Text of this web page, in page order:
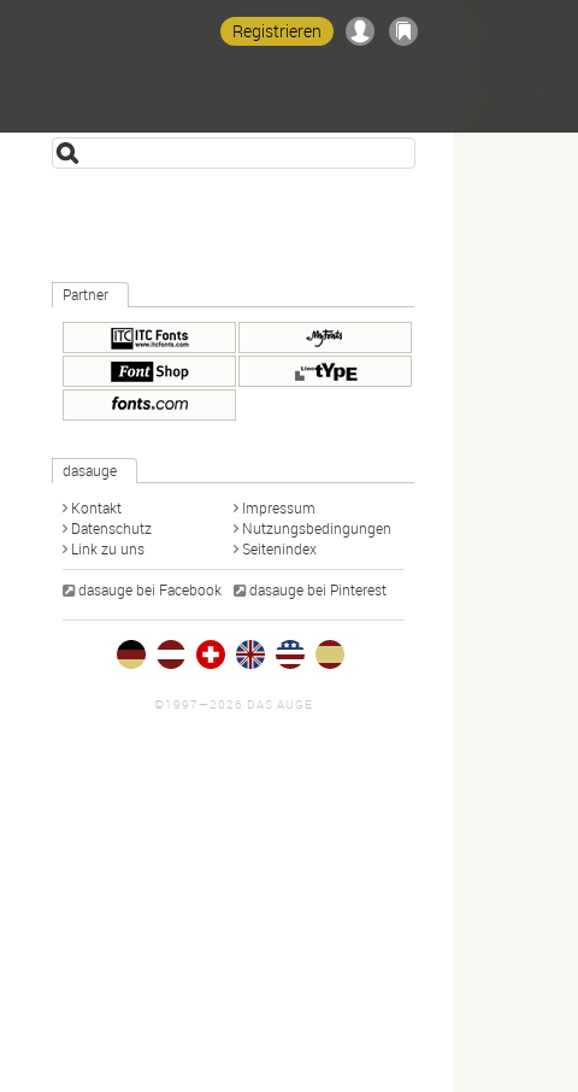
Registrieren
Partner
dasauge
Kontakt
Impressum
Datenschutz
Nutzungsbedingungen
Link zu uns
Seitenindex
dasauge bei Facebook dasauge bei Pinterest
©1997—2026 DAS AUGE